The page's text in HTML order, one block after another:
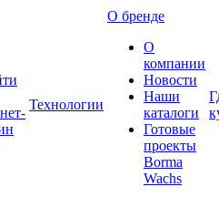
Технологии
О бренде
О
компании
Новости
Наши
каталоги
Готовые
проекты
Borma
Wachs